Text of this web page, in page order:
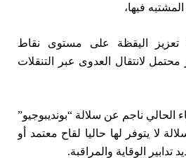
فيها،
تعزيز اليقظة على مستوى نقاط
لانتقال العدوى عبر التنقلات
الحالي ناجم عن سلالة “بونديبوجيو”
لا يتوفر لها حاليا لقاح معتمد أو
الوقاية والمراقبة.